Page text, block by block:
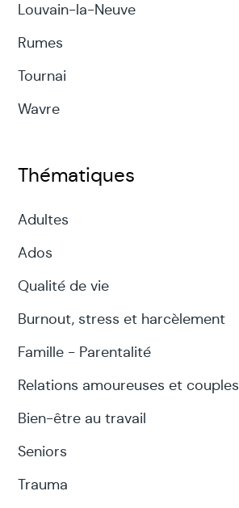
Louvain-la-Neuve
Rumes
Tournai
Wavre
Thématiques
Adultes
Ados
Qualité de vie
Burnout, stress et harcèlement
Famille - Parentalité
Relations amoureuses et couples
Bien-être au travail
Seniors
Trauma